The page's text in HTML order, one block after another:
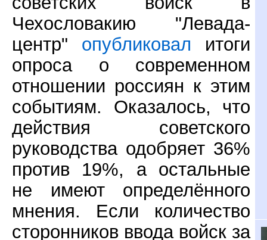
Чехословакию "Левада-
центр" опубликовал итоги
опроса о современном
отношении россиян к этим
событиям. Оказалось, что
действия советского
руководства одобряет 36%
против 19%, а остальные
не имеют определённого
мнения. Если количество
сторонников ввода войск за